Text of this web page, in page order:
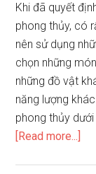
Khi đã quyết
phong thủy, có
nên sử dụng
chọn những
những đồ vật
năng lượng
phong thủy
[Read more...]